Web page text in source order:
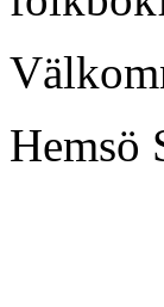
Hemsö